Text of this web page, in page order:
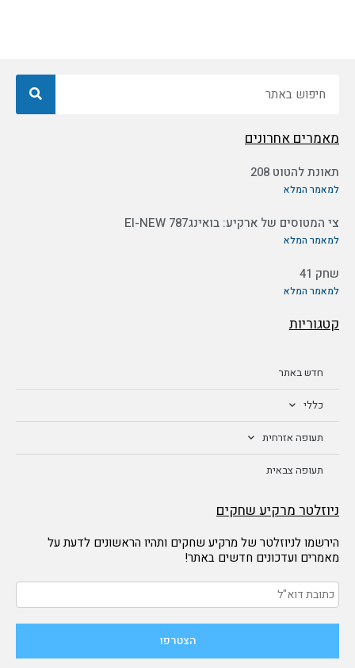
מאמרים אחרונים
תאונת להטוט 208
למאמר המלא
צי המטוסים של ארקיע: בואינג787 EI-NEW
למאמר המלא
שחק 41
למאמר המלא
קטגוריות
חדש באתר
כללי
תעופה אזרחית
תעופה צבאית
ניוזלטר מרקיע שחקים
הירשמו לניוזלטר של מרקיע שחקים ותהיו הראשונים לדעת על
מאמרים ועדכונים חדשים באתר!